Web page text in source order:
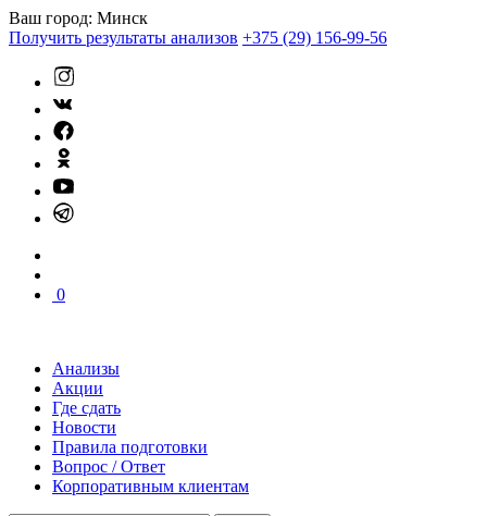
Ваш город: Минск
Получить результаты анализов +375 (29) 156-99-56
0
Анализы
Акции
Где сдать
Новости
Правила подготовки
Вопрос / Ответ
Корпоративным клиентам